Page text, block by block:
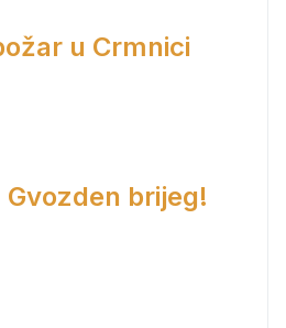
u Crmnici
brijeg!